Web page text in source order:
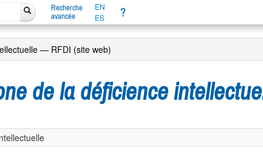
Recherche
avancée
EN
ES
?
— RFDI (site web)
de la déficience